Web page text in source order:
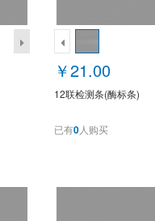
￥21.00
12联检测条(酶标条)
已有0人购买